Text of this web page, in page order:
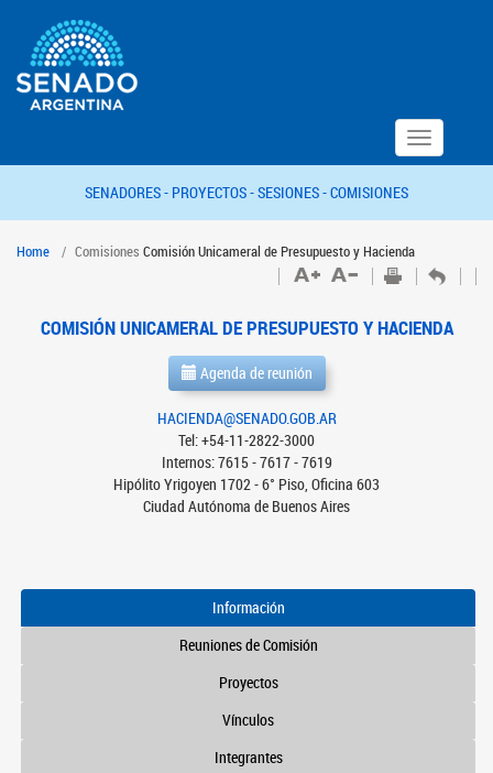
Toggle
navigation
SENADORES - PROYECTOS -SESIONES -COMISIONES
Home Comisiones Comisión Unicameral de Presupuesto y Hacienda
COMISIÓN UNICAMERAL DE PRESUPUESTO Y HACIENDA
Agenda de reunión
HACIENDA@SENADO.GOB.AR
Tel: +54-11-2822-3000
Internos: 7615 - 7617 - 7619
Hipólito Yrigoyen 1702 - 6° Piso, Oficina 603
Ciudad Autónoma de Buenos Aires
Información
Reuniones de Comisión
Proyectos
Vínculos
Integrantes